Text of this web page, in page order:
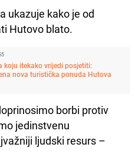
ukazuje kako je od
Hutovo blato.
koju itekako vrijedi posjetiti:
nova turistička ponuda Hutova
borbi protiv
jedinstvenu
ljudski resurs –